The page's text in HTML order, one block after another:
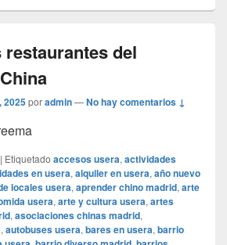
restaurantes del
2025poradmin—No hay comentarios ↓
| Etiquetado accesos usera, actividades
en usera, alquiler en usera, año nuevo
locales usera, aprender chino madrid, arte
usera, arte y cultura usera, artes
, asociaciones chinas madrid,
, autobuses usera, bares en usera, barrio